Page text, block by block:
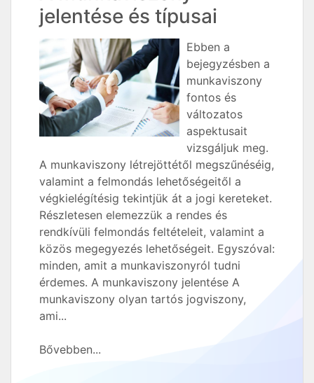
jelentése és típusai
Ebben a
bejegyzésben a
munkaviszony
fontos és
változatos
aspektusait
vizsgáljuk meg.
A munkaviszony létrejöttétől megszűnéséig,
valamint a felmondás lehetőségeitől a
végkielégítésig tekintjük át a jogi kereteket.
Részletesen elemezzük a rendes és
rendkívüli felmondás feltételeit, valamint a
közös megegyezés lehetőségeit. Egyszóval:
minden, amit a munkaviszonyról tudni
érdemes. A munkaviszony jelentése A
munkaviszony olyan tartós jogviszony,
ami...
Bővebben...